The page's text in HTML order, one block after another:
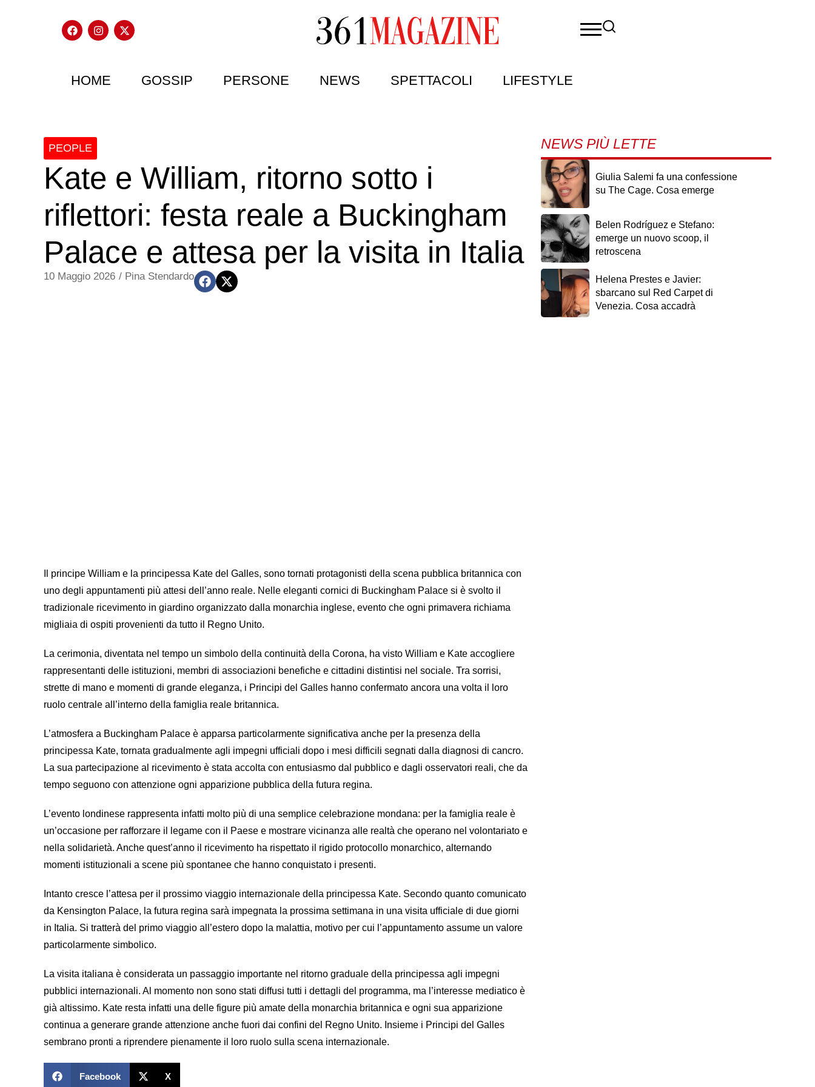
HOME GOSSIP PERSONE NEWS SPETTACOLI LIFESTYLE
PEOPLE
Kate e William, ritorno sotto i
riflettori: festa reale a Buckingham
Palace e attesa per la visita in Italia
10 Maggio 2026 / Pina Stendardo
Il principe William e la principessa Kate del Galles, sono tornati protagonisti della scena pubblica britannica con
uno degli appuntamenti più attesi dell’anno reale. Nelle eleganti cornici di Buckingham Palace si è svolto il
tradizionale ricevimento in giardino organizzato dalla monarchia inglese, evento che ogni primavera richiama
migliaia di ospiti provenienti da tutto il Regno Unito.
La cerimonia, diventata nel tempo un simbolo della continuità della Corona, ha visto William e Kate accogliere
rappresentanti delle istituzioni, membri di associazioni benefiche e cittadini distintisi nel sociale. Tra sorrisi,
strette di mano e momenti di grande eleganza, i Principi del Galles hanno confermato ancora una volta il loro
ruolo centrale all’interno della famiglia reale britannica.
L’atmosfera a Buckingham Palace è apparsa particolarmente significativa anche per la presenza della
principessa Kate, tornata gradualmente agli impegni ufficiali dopo i mesi difficili segnati dalla diagnosi di cancro.
La sua partecipazione al ricevimento è stata accolta con entusiasmo dal pubblico e dagli osservatori reali, che da
tempo seguono con attenzione ogni apparizione pubblica della futura regina.
L’evento londinese rappresenta infatti molto più di una semplice celebrazione mondana: per la famiglia reale è
un’occasione per rafforzare il legame con il Paese e mostrare vicinanza alle realtà che operano nel volontariato e
nella solidarietà. Anche quest’anno il ricevimento ha rispettato il rigido protocollo monarchico, alternando
momenti istituzionali a scene più spontanee che hanno conquistato i presenti.
Intanto cresce l’attesa per il prossimo viaggio internazionale della principessa Kate. Secondo quanto comunicato
da Kensington Palace, la futura regina sarà impegnata la prossima settimana in una visita ufficiale di due giorni
in Italia. Si tratterà del primo viaggio all’estero dopo la malattia, motivo per cui l’appuntamento assume un valore
particolarmente simbolico.
La visita italiana è considerata un passaggio importante nel ritorno graduale della principessa agli impegni
pubblici internazionali. Al momento non sono stati diffusi tutti i dettagli del programma, ma l’interesse mediatico è
già altissimo. Kate resta infatti una delle figure più amate della monarchia britannica e ogni sua apparizione
continua a generare grande attenzione anche fuori dai confini del Regno Unito. Insieme i Principi del Galles
sembrano pronti a riprendere pienamente il loro ruolo sulla scena internazionale.
Facebook X
NEWS PIÙ LETTE
Giulia Salemi fa una confessione
su The Cage. Cosa emerge
Belen Rodríguez e Stefano:
emerge un nuovo scoop, il
retroscena
Helena Prestes e Javier:
sbarcano sul Red Carpet di
Venezia. Cosa accadrà